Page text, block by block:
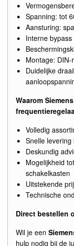
Spanning: tot
Aansturing:
Interne
Montage:
Duidelijke
Waarom
Volledig
Snelle
Deskundig
Mogelijkheid
schakelkasten
Uitstekende
Technische
Direct bestellen
Wil je een
hulp nodig bij de